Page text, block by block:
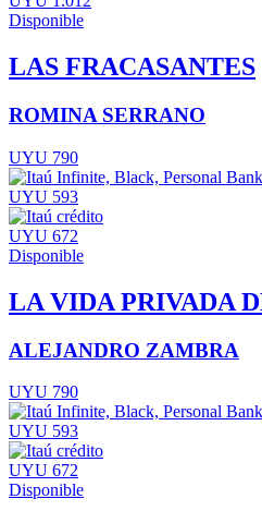
Disponible
LAS FRACASANTES
ROMINA SERRANO
UYU 790
UYU 593
UYU 672
Disponible
LA VIDA PRIVADA
ALEJANDRO ZAMBRA
UYU 790
UYU 593
UYU 672
Disponible